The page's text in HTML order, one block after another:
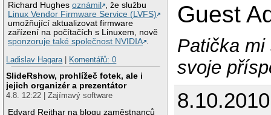
Richard Hughesoznámil
, že službu
Linux Vendor Firmware Service (LVFS)
umožňující aktualizovat firmware
zařízení na počítačích s Linuxem, nově
sponzoruje také společnost NVIDIA .
Ladislav Hagara| Komentářů: 0
SlideRshow, prohlížeč fotek, ale i
jejich organizér a prezentátor
4.8. 12:22 | Zajímavý software
Edvard Rejthar na blogu zaměstnanců
Guest
Patička
svoje